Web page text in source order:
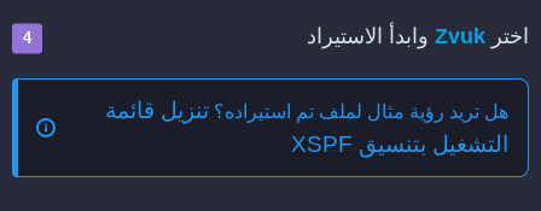
اختر Zvuk وابدأ الاستيراد
هل تريد رؤية مثال لملف تم استيراده؟ تنزيل قائمة
التشغيل بتنسيق XSPF